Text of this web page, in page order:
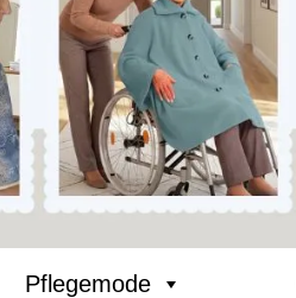
Pflegemode